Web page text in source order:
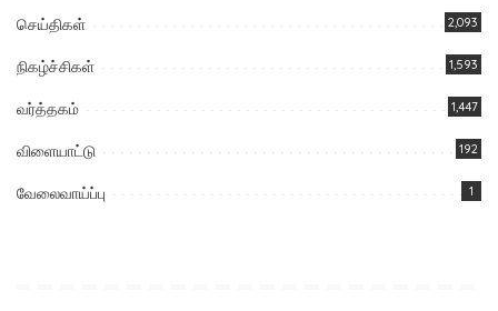
செய்திகள் 2,093
நிகழ்ச்சிகள் 1,593
வர்த்தகம் 1,447
விளையாட்டு 192
வேலைவாய்ப்பு 1